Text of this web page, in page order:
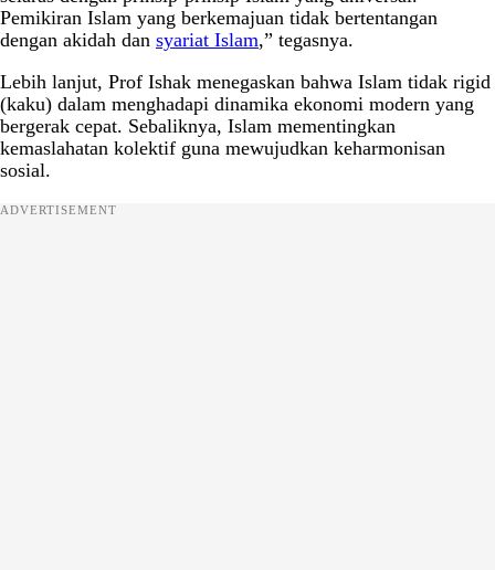
Pemikiran Islam yang berkemajuan tidak bertentangan
dengan akidah dan syariat Islam,” tegasnya.
Lebih lanjut, Prof Ishak menegaskan bahwa Islam tidak rigid
(kaku) dalam menghadapi dinamika ekonomi modern yang
bergerak cepat. Sebaliknya, Islam mementingkan
kemaslahatan kolektif guna mewujudkan keharmonisan
sosial.
ADVERTISEMENT